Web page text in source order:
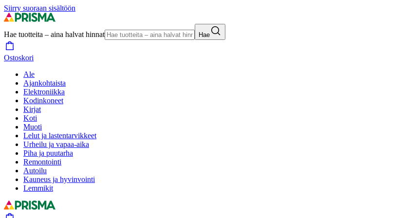
Siirry suoraan sisältöön
Hae tuotteita – aina halvat hinnat Hae
Ostoskori
Ale
Ajankohtaista
Elektroniikka
Kodinkoneet
Kirjat
Koti
Muoti
Lelut ja lastentarvikkeet
Urheilu ja vapaa-aika
Piha ja puutarha
Remontointi
Autoilu
Kauneus ja hyvinvointi
Lemmikit